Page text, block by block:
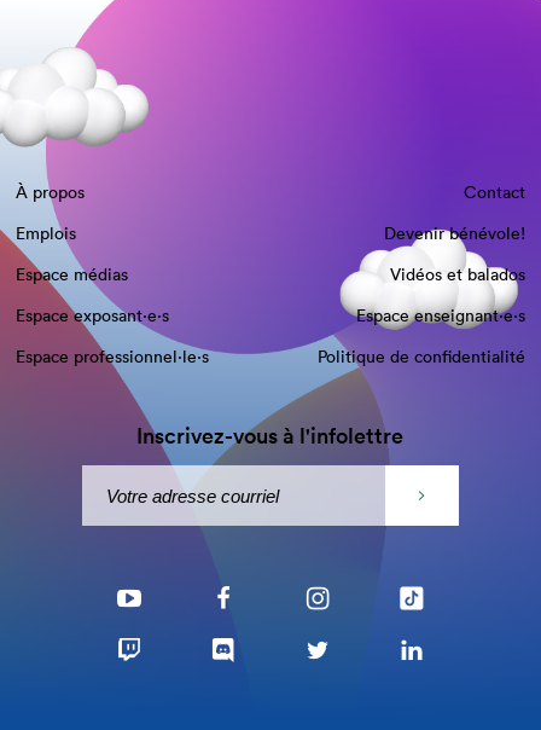
À propos
Contact
Emplois
Devenir bénévole!
Espace médias
Vidéos et balados
Espace exposant·e⋅s
Espace enseignant·e⋅s
Espace professionnel·le⋅s
Politique de confidentialité
Inscrivez-vous à l'infolettre